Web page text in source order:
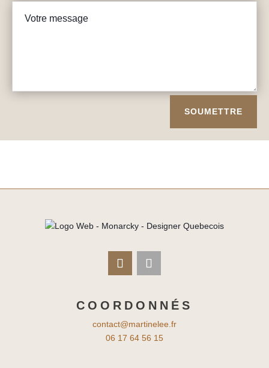
SOUMETTRE
COORDONNÉS
contact@martinelee.fr
06 17 64 56 15